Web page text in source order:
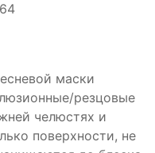
маски
резцовые
челюстях и
поверхности, не